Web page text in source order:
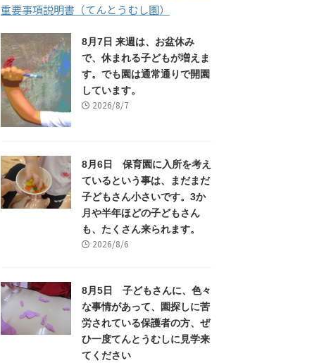
重要事項説明書（てんとうむし園）
8月7日 来週は、お盆休み
で、休まれる子どもが増えま
す。でも園は通常通りで開園
しています。
2026/8/7
8月6日 保育園に入所を考え
ているという事は、まだまだ
子どもさん小さいです。3か
月や半年ほどの子どもさん
も、たくさん来られます。
2026/8/6
8月5日 子どもさんに、色々
な事情があって、園探しに苦
労されている保護者の方、ぜ
ひ一度てんとうむしに見学来
てください